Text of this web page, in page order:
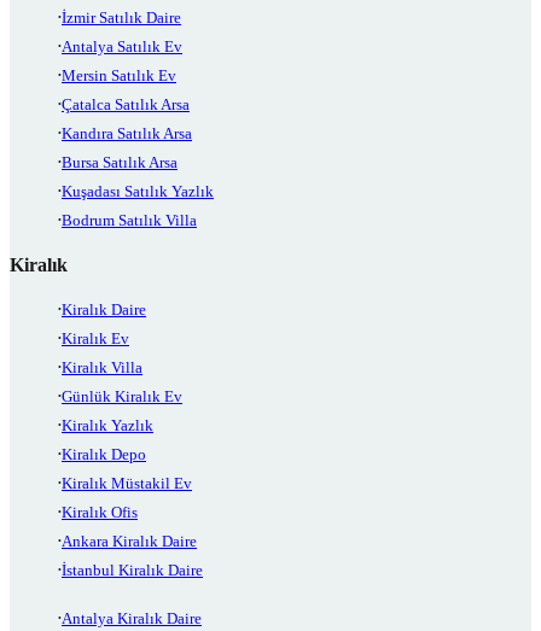
İzmir Satılık Daire
Antalya Satılık Ev
Mersin Satılık Ev
Çatalca Satılık Arsa
Kandıra Satılık Arsa
Bursa Satılık Arsa
Kuşadası Satılık Yazlık
Bodrum Satılık Villa
Kiralık
Kiralık Daire
Kiralık Ev
Kiralık Villa
Günlük Kiralık Ev
Kiralık Yazlık
Kiralık Depo
Kiralık Müstakil Ev
Kiralık Ofis
Ankara Kiralık Daire
İstanbul Kiralık Daire
Antalya Kiralık Daire